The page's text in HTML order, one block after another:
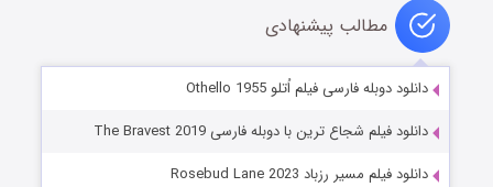
مطالب پیشنهادی
دانلود دوبله فارسی فیلم اُتلو Othello 1955
دانلود فیلم شجاع ترین با دوبله فارسی The Bravest 2019
دانلود فیلم مسیر رزباد Rosebud Lane 2023